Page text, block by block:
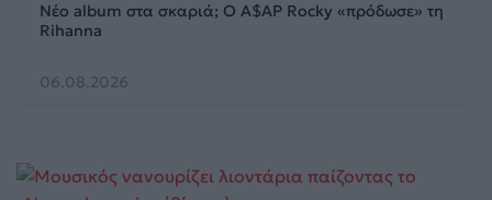
Νέο album στα σκαριά; Ο A$AP Rocky «πρόδωσε» τη
Rihanna
06.08.2026